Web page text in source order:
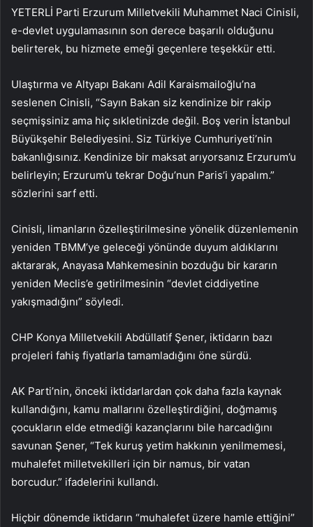
YETERLİ Parti Erzurum Milletvekili Muhammet Naci Cinisli,
e-devlet uygulamasının son derece başarılı olduğunu
belirterek, bu hizmete emeği geçenlere teşekkür etti.
Ulaştırma ve Altyapı Bakanı Adil Karaismailoğlu’na
seslenen Cinisli, “Sayın Bakan siz kendinize bir rakip
seçmişsiniz ama hiç sıkletinizde değil. Boş verin İstanbul
Büyükşehir Belediyesini. Siz Türkiye Cumhuriyeti’nin
bakanlığısınız. Kendinize bir maksat arıyorsanız Erzurum’u
belirleyin; Erzurum’u tekrar Doğu’nun Paris’i yapalım.”
sözlerini sarf etti.
Cinisli, limanların özelleştirilmesine yönelik düzenlemenin
yeniden TBMM’ye geleceği yönünde duyum aldıklarını
aktararak, Anayasa Mahkemesinin bozduğu bir kararın
yeniden Meclis’e getirilmesinin “devlet ciddiyetine
yakışmadığını” söyledi.
CHP Konya Milletvekili Abdüllatif Şener, iktidarın bazı
projeleri fahiş fiyatlarla tamamladığını öne sürdü.
AK Parti’nin, önceki iktidarlardan çok daha fazla kaynak
kullandığını, kamu mallarını özelleştirdiğini, doğmamış
çocukların elde etmediği kazançlarını bile harcadığını
savunan Şener, “Tek kuruş yetim hakkının yenilmemesi,
muhalefet milletvekilleri için bir namus, bir vatan
borcudur.” ifadelerini kullandı.
Hiçbir dönemde iktidarın “muhalefet üzere hamle ettiğini”